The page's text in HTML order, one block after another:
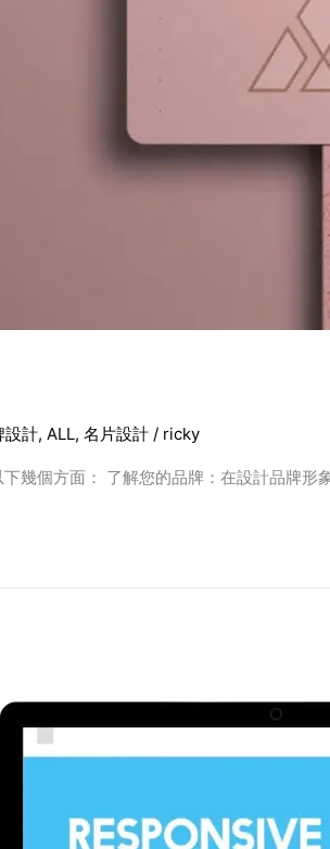
設計, ALL, 名片設計 / ricky
幾個方面： 了解您的品牌：在設計品牌形